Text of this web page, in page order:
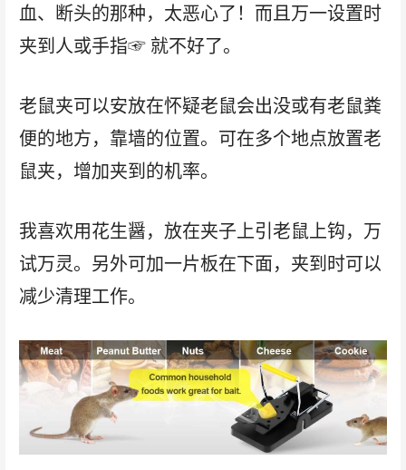
血、断头的那种，太恶心了！而且万一设置时
夹到人或手指☞ 就不好了。
老鼠夹可以安放在怀疑老鼠会出没或有老鼠粪
便的地方，靠墙的位置。可在多个地点放置老
鼠夹，增加夹到的机率。
我喜欢用花生醤，放在夹子上引老鼠上钩，万
试万灵。另外可加一片板在下面，夹到时可以
减少清理工作。